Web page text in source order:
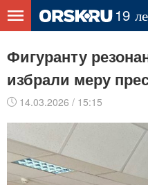
Фигуранту
избрали меру
14.03.2026 / 15:15